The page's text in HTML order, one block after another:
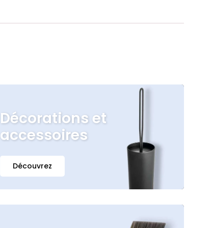
Décorations et
accessoires
Découvrez